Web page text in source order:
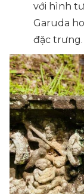
với hình
Garuda
đặc trưng.